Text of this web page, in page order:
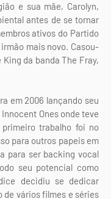
e sua mãe, Carolyn,
antes de se tornar
ativos do Partido
mais novo. Casou-
da banda The Fray,
em 2006 lançando seu
Ones onde teve
trabalho foi no
para outros papeis em
para ser backing vocal
seu potencial como
decidiu se dedicar
vários filmes e séries